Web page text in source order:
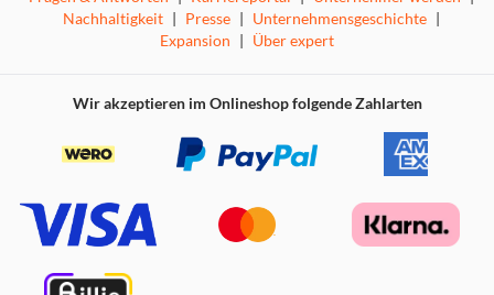
Router verwandeln.
Genießen Sie überall eine makellose Verbindung
darunter Router, USB-Tethering, 3G/4G-USB-Modem,
Hotspot, Access Point, Range Extender und Client,
Reisen.
Nachhaltigkeit | Presse | Unternehmensgeschichte |
Expansion | Über expert
Wir akzeptieren im Onlineshop folgende Zahlarten